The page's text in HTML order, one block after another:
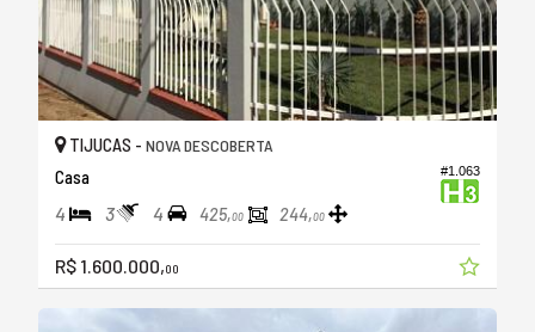
#1.063
TIJUCAS - NOVA DESCOBERTA
Casa
4 3 4 425,00 244,00
R$ 1.600.000,00